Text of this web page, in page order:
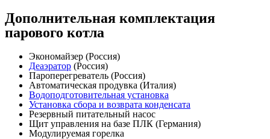
Дополнительная комплектация
парового котла
Экономайзер (Россия)
Деаэратор (Россия)
Пароперегреватель (Россия)
Автоматическая продувка (Италия)
Водоподготовительная установка
Установка сбора и возврата конденсата
Резервный питательный насос
Щит управления на базе ПЛК (Германия)
Модулируемая горелка